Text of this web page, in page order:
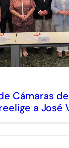
Cámaras
a José